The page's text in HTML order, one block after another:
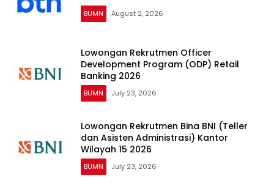
BUMN August 2, 2026
Lowongan Rekrutmen Officer
Development Program (ODP) Retail
Banking 2026
BUMN July 23, 2026
Lowongan Rekrutmen Bina BNI (Teller
dan Asisten Administrasi) Kantor
Wilayah 15 2026
BUMN July 23, 2026